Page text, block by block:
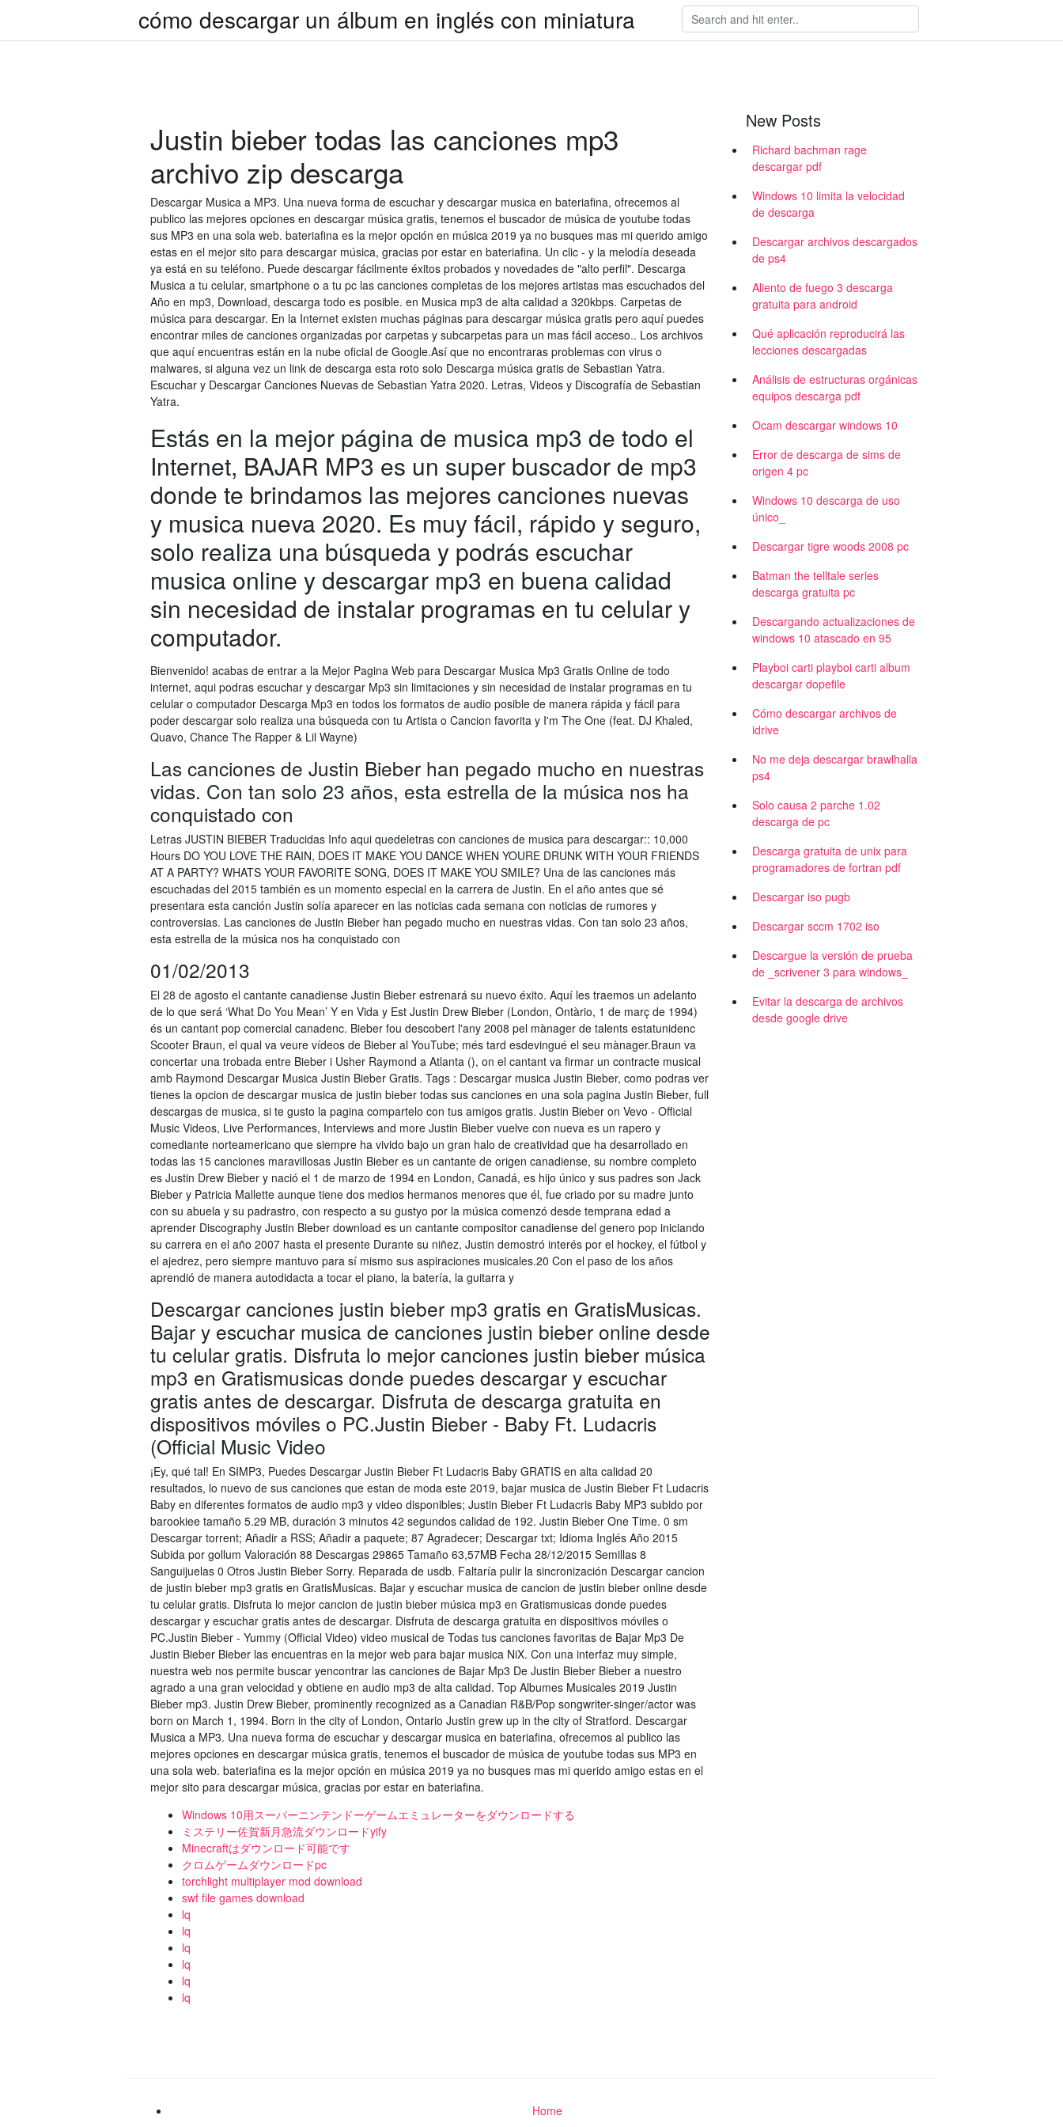
cómo descargar un álbum en inglés con miniatura
Justin bieber todas las canciones mp3
archivo zip descarga
Descargar Musica a MP3. Una nueva forma de escuchar y descargar musica en bateriafina, ofrecemos al
publico las mejores opciones en descargar música gratis, tenemos el buscador de música de youtube todas
sus MP3 en una sola web. bateriafina es la mejor opción en música 2019 ya no busques mas mi querido amigo
estas en el mejor sito para descargar música, gracias por estar en bateriafina. Un clic - y la melodía deseada
ya está en su teléfono. Puede descargar fácilmente éxitos probados y novedades de "alto perfil". Descarga
Musica a tu celular, smartphone o a tu pc las canciones completas de los mejores artistas mas escuchados del
Año en mp3, Download, descarga todo es posible. en Musica mp3 de alta calidad a 320kbps. Carpetas de
música para descargar. En la Internet existen muchas páginas para descargar música gratis pero aquí puedes
encontrar miles de canciones organizadas por carpetas y subcarpetas para un mas fácil acceso.. Los archivos
que aquí encuentras están en la nube oficial de Google.Así que no encontraras problemas con virus o
malwares, si alguna vez un link de descarga esta roto solo Descarga música gratis de Sebastian Yatra.
Escuchar y Descargar Canciones Nuevas de Sebastian Yatra 2020. Letras, Videos y Discografía de Sebastian
Yatra.
Estás en la mejor página de musica mp3 de todo el
Internet, BAJAR MP3 es un super buscador de mp3
donde te brindamos las mejores canciones nuevas
y musica nueva 2020. Es muy fácil, rápido y seguro,
solo realiza una búsqueda y podrás escuchar
musica online y descargar mp3 en buena calidad
sin necesidad de instalar programas en tu celular y
computador.
Bienvenido! acabas de entrar a la Mejor Pagina Web para Descargar Musica Mp3 Gratis Online de todo
internet, aqui podras escuchar y descargar Mp3 sin limitaciones y sin necesidad de instalar programas en tu
celular o computador Descarga Mp3 en todos los formatos de audio posible de manera rápida y fácil para
poder descargar solo realiza una búsqueda con tu Artista o Cancion favorita y I'm The One (feat. DJ Khaled,
Quavo, Chance The Rapper & Lil Wayne)
Las canciones de Justin Bieber han pegado mucho en nuestras
vidas. Con tan solo 23 años, esta estrella de la música nos ha
conquistado con
Letras JUSTIN BIEBER Traducidas Info aqui quedeletras con canciones de musica para descargar:: 10,000
Hours DO YOU LOVE THE RAIN, DOES IT MAKE YOU DANCE WHEN YOURE DRUNK WITH YOUR FRIENDS
AT A PARTY? WHATS YOUR FAVORITE SONG, DOES IT MAKE YOU SMILE? Una de las canciones más
escuchadas del 2015 también es un momento especial en la carrera de Justin. En el año antes que sé
presentara esta canción Justin solía aparecer en las noticias cada semana con noticias de rumores y
controversias. Las canciones de Justin Bieber han pegado mucho en nuestras vidas. Con tan solo 23 años,
esta estrella de la música nos ha conquistado con
01/02/2013
El 28 de agosto el cantante canadiense Justin Bieber estrenará su nuevo éxito. Aquí les traemos un adelanto
de lo que será ‘What Do You Mean’ Y en Vida y Est Justin Drew Bieber (London, Ontàrio, 1 de març de 1994)
és un cantant pop comercial canadenc. Bieber fou descobert l'any 2008 pel mànager de talents estatunidenc
Scooter Braun, el qual va veure vídeos de Bieber al YouTube; més tard esdevingué el seu mànager.Braun va
concertar una trobada entre Bieber i Usher Raymond a Atlanta (), on el cantant va firmar un contracte musical
amb Raymond Descargar Musica Justin Bieber Gratis. Tags : Descargar musica Justin Bieber, como podras ver
tienes la opcion de descargar musica de justin bieber todas sus canciones en una sola pagina Justin Bieber, full
descargas de musica, si te gusto la pagina compartelo con tus amigos gratis. Justin Bieber on Vevo - Official
Music Videos, Live Performances, Interviews and more Justin Bieber vuelve con nueva es un rapero y
comediante norteamericano que siempre ha vivido bajo un gran halo de creatividad que ha desarrollado en
todas las 15 canciones maravillosas Justin Bieber es un cantante de origen canadiense, su nombre completo
es Justin Drew Bieber y nació el 1 de marzo de 1994 en London, Canadá, es hijo único y sus padres son Jack
Bieber y Patricia Mallette aunque tiene dos medios hermanos menores que él, fue criado por su madre junto
con su abuela y su padrastro, con respecto a su gustyo por la música comenzó desde temprana edad a
aprender Discography Justin Bieber download es un cantante compositor canadiense del genero pop iniciando
su carrera en el año 2007 hasta el presente Durante su niñez, Justin demostró interés por el hockey, el fútbol y
el ajedrez, pero siempre mantuvo para sí mismo sus aspiraciones musicales.20 Con el paso de los años
aprendió de manera autodidacta a tocar el piano, la batería, la guitarra y
Descargar canciones justin bieber mp3 gratis en GratisMusicas.
Bajar y escuchar musica de canciones justin bieber online desde
tu celular gratis. Disfruta lo mejor canciones justin bieber música
mp3 en Gratismusicas donde puedes descargar y escuchar
gratis antes de descargar. Disfruta de descarga gratuita en
dispositivos móviles o PC.Justin Bieber - Baby Ft. Ludacris
(Official Music Video
¡Ey, qué tal! En SIMP3, Puedes Descargar Justin Bieber Ft Ludacris Baby GRATIS en alta calidad 20
resultados, lo nuevo de sus canciones que estan de moda este 2019, bajar musica de Justin Bieber Ft Ludacris
Baby en diferentes formatos de audio mp3 y video disponibles; Justin Bieber Ft Ludacris Baby MP3 subido por
barookiee tamaño 5.29 MB, duración 3 minutos 42 segundos calidad de 192. Justin Bieber One Time. 0 sm
Descargar torrent; Añadir a RSS; Añadir a paquete; 87 Agradecer; Descargar txt; Idioma Inglés Año 2015
Subida por gollum Valoración 88 Descargas 29865 Tamaño 63,57MB Fecha 28/12/2015 Semillas 8
Sanguijuelas 0 Otros Justin Bieber Sorry. Reparada de usdb. Faltaría pulir la sincronización Descargar cancion
de justin bieber mp3 gratis en GratisMusicas. Bajar y escuchar musica de cancion de justin bieber online desde
tu celular gratis. Disfruta lo mejor cancion de justin bieber música mp3 en Gratismusicas donde puedes
descargar y escuchar gratis antes de descargar. Disfruta de descarga gratuita en dispositivos móviles o
PC.Justin Bieber - Yummy (Official Video) video musical de Todas tus canciones favoritas de Bajar Mp3 De
Justin Bieber Bieber las encuentras en la mejor web para bajar musica NiX. Con una interfaz muy simple,
nuestra web nos permite buscar yencontrar las canciones de Bajar Mp3 De Justin Bieber Bieber a nuestro
agrado a una gran velocidad y obtiene en audio mp3 de alta calidad. Top Albumes Musicales 2019 Justin
Bieber mp3. Justin Drew Bieber, prominently recognized as a Canadian R&B/Pop songwriter-singer/actor was
born on March 1, 1994. Born in the city of London, Ontario Justin grew up in the city of Stratford. Descargar
Musica a MP3. Una nueva forma de escuchar y descargar musica en bateriafina, ofrecemos al publico las
mejores opciones en descargar música gratis, tenemos el buscador de música de youtube todas sus MP3 en
una sola web. bateriafina es la mejor opción en música 2019 ya no busques mas mi querido amigo estas en el
mejor sito para descargar música, gracias por estar en bateriafina.
Windows 10用スーパーニンテンドーゲームエミュレーターをダウンロードする
ミステリー佐賀新月急流ダウンロードyify
Minecraftはダウンロード可能です
クロムゲームダウンロードpc
torchlight multiplayer mod download
swf file games download
lq
lq
lq
lq
lq
lq
New Posts
Richard bachman rage
descargar pdf
Windows 10 limita la velocidad
de descarga
Descargar archivos descargados
de ps4
Aliento de fuego 3 descarga
gratuita para android
Qué aplicación reproducirá las
lecciones descargadas
Análisis de estructuras orgánicas
equipos descarga pdf
Ocam descargar windows 10
Error de descarga de sims de
origen 4 pc
Windows 10 descarga de uso
único_
Descargar tigre woods 2008 pc
Batman the telltale series
descarga gratuita pc
Descargando actualizaciones de
windows 10 atascado en 95
Playboi carti playboi carti album
descargar dopefile
Cómo descargar archivos de
idrive
No me deja descargar brawlhalla
ps4
Solo causa 2 parche 1.02
descarga de pc
Descarga gratuita de unix para
programadores de fortran pdf
Descargar iso pugb
Descargar sccm 1702 iso
Descargue la versión de prueba
de _scrivener 3 para windows_
Evitar la descarga de archivos
desde google drive
Home